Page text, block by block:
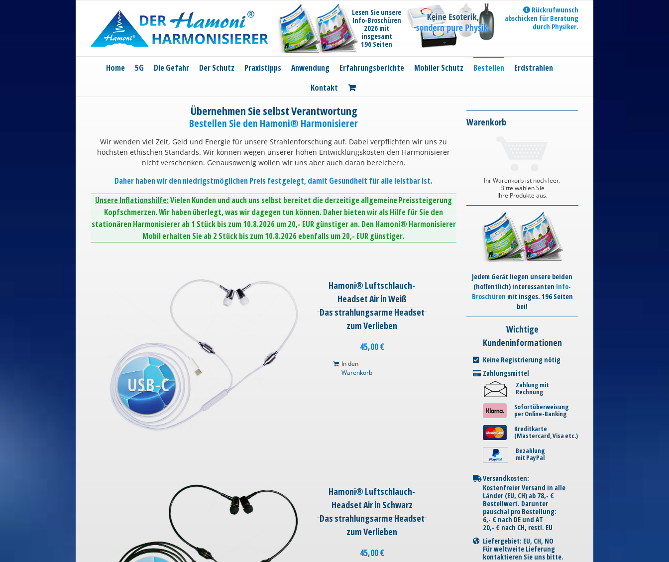
Lesen Sie unsere
Info-Broschüren
2026 mit
insgesamt
196 Seiten
Rückrufwunsch
abschicken für Beratung
durch Physiker.
Home 5G Die Gefahr Der Schutz Praxistipps Anwendung Erfahrungsberichte Mobiler Schutz Bestellen
Erdstrahlen
Kontakt
Übernehmen Sie selbst Verantwortung
Bestellen Sie den Hamoni® Harmonisierer
Wir wenden viel Zeit, Geld und Energie für unsere Strahlenforschung auf. Dabei verpflichten wir uns zu
höchsten ethischen Standards. Wir können wegen unserer hohen Entwicklungskosten den Harmonisierer
nicht verschenken. Genausowenig wollen wir uns aber auch daran bereichern.
Daher haben wir den niedrigstmöglichen Preis festgelegt, damit Gesundheit für alle leistbar ist.
Unsere Inflationshilfe:Vielen Kunden und auch uns selbst bereitet die derzeitige allgemeine Preissteigerung
Kopfschmerzen. Wir haben überlegt, was wir dagegen tun können. Daher bieten wir als Hilfe für Sie den
stationären Harmonisierer ab 1 Stück bis zum 10.8.2026 um 20,- EUR günstiger an. Den Hamoni® Harmonisierer
Mobil erhalten Sie ab 2 Stück bis zum 10.8.2026 ebenfalls um 20,- EUR günstiger.
Hamoni® Luftschlauch-
Headset Air in Weiß
Das strahlungsarme Headset
zum Verlieben
45,00€
In den
Warenkorb
Hamoni® Luftschlauch-
Headset Air in Schwarz
Das strahlungsarme Headset
zum Verlieben
45,00€
Warenkorb
Ihr Warenkorb ist noch leer.
Bitte wählen Sie
Ihre Produkte aus.
Jedem Gerät liegen unsere beiden
(hoffentlich) interessanten Info-
Broschüren mit insges. 196 Seiten
bei!
Wichtige
Kundeninformationen
Keine Registrierung nötig
Zahlungsmittel
Zahlung mit
Rechnung
Sofortüberweisung
per Online-Banking
Kreditkarte
(Mastercard, Visa etc.)
Bezahlung
mit PayPal
Versandkosten:
Kostenfreier Versand in alle
Länder (EU, CH) ab 78,- €
Bestellwert. Darunter
pauschal pro Bestellung:
6,- € nach DE und AT
20,- € nach CH, restl. EU
Liefergebiet: EU, CH, NO
Für weltweite Lieferung
kontaktieren Sie uns bitte.